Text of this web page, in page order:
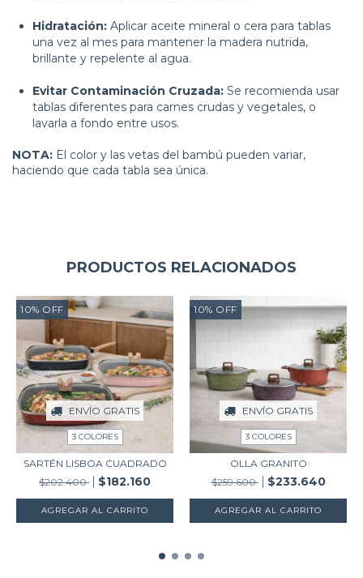
Hidratación: Aplicar aceite mineral o cera para tablas
una vez al mes para mantener la madera nutrida,
brillante y repelente al agua.
Evitar Contaminación Cruzada: Se recomienda usar
tablas diferentes para carnes crudas y vegetales, o
lavarla a fondo entre usos.
NOTA: El color y las vetas del bambú pueden variar,
haciendo que cada tabla sea única.
PRODUCTOS RELACIONADOS
10% OFF
ENVÍO GRATIS
3 COLORES
SARTÉN LISBOA CUADRADO
$202.400
$182.160
AGREGAR AL CARRITO
10% OFF
ENVÍO GRATIS
3 COLORES
OLLA GRANITO
$259.600
$233.640
AGREGAR AL CARRITO